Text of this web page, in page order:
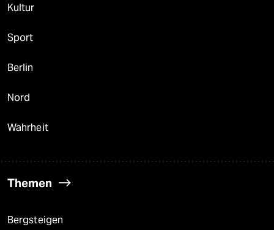
Kultur
Sport
Berlin
Nord
Wahrheit
Themen
Bergsteigen